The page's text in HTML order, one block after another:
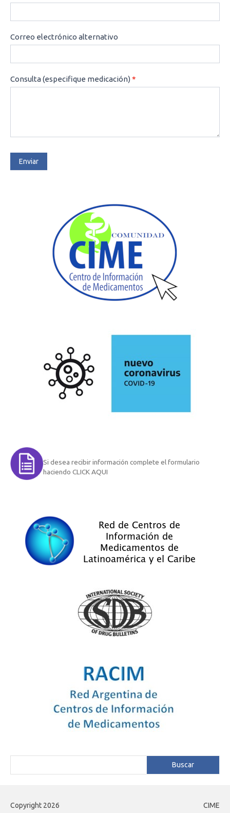
Correo electrónico alternativo
Consulta (especifique medicación)*
Enviar
Si desea recibir información complete el formulario
haciendo CLICK AQUI
Buscar
Copyright 2026 CIME